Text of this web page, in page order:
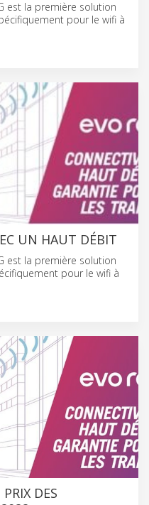
est la première solution
pour le wifi à
UN HAUT DÉBIT
est la première solution
pour le wifi à
DES